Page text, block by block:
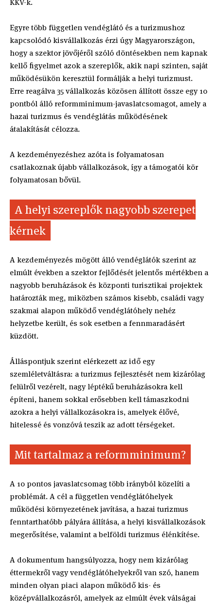
Egyre több független vendéglátó és a turizmushoz
kapcsolódó kisvállalkozás érzi úgy Magyarországon,
hogy a szektor jövőjéről szóló döntésekben nem kapnak
kellő figyelmet azok a szereplők, akik napi szinten, saját
működésükön keresztül formálják a helyi turizmust.
Erre reagálva 35 vállalkozás közösen állított össze egy 10
pontból álló reformminimum-javaslatcsomagot, amely a
hazai turizmus és vendéglátás működésének
átalakítását célozza.
A kezdeményezéshez azóta is folyamatosan
csatlakoznak újabb vállalkozások, így a támogatói kör
folyamatosan bővül.
A helyi szereplők nagyobb szerepet
kérnek
A kezdeményezés mögött álló vendéglátók szerint az
elmúlt években a szektor fejlődését jelentős mértékben a
nagyobb beruházások és központi turisztikai projektek
határozták meg, miközben számos kisebb, családi vagy
szakmai alapon működő vendéglátóhely nehéz
helyzetbe került, és sok esetben a fennmaradásért
küzdött.
Álláspontjuk szerint elérkezett az idő egy
szemléletváltásra: a turizmus fejlesztését nem kizárólag
felülről vezérelt, nagy léptékű beruházásokra kell
építeni, hanem sokkal erősebben kell támaszkodni
azokra a helyi vállalkozásokra is, amelyek élővé,
hitelessé és vonzóvá teszik az adott térségeket.
Mit tartalmaz a reformminimum?
A 10 pontos javaslatcsomag több irányból közelíti a
problémát. A cél a független vendéglátóhelyek
működési környezetének javítása, a hazai turizmus
fenntarthatóbb pályára állítása, a helyi kisvállalkozások
megerősítése, valamint a belföldi turizmus élénkítése.
A dokumentum hangsúlyozza, hogy nem kizárólag
éttermekről vagy vendéglátóhelyekről van szó, hanem
minden olyan piaci alapon működő kis- és
középvállalkozásról, amelyek az elmúlt évek válságai